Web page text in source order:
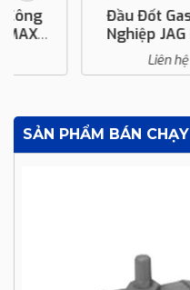
Đầu Đốt Gas Công
Nghiệp JAG Hauck
SẢN PHẨM BÁN CHẠY